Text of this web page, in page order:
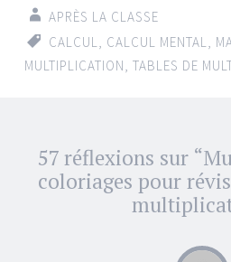
APRÈS LA CLASSE
CALCUL, CALCUL MENTAL,
MULTIPLICATION, TABLES DE
Navigation
des
articles
57 réflexions sur “
coloriages pour